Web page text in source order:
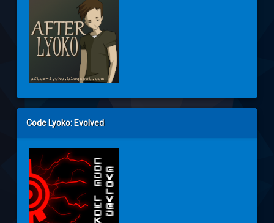
Code Lyoko: Evolved